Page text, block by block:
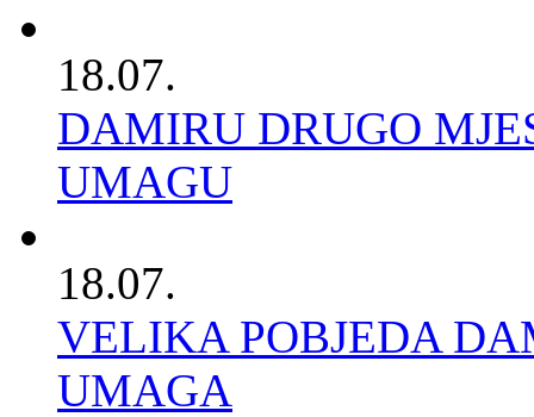
18.07.
DAMIRU DRUGO
UMAGU
18.07.
VELIKA POBJEDA
UMAGA